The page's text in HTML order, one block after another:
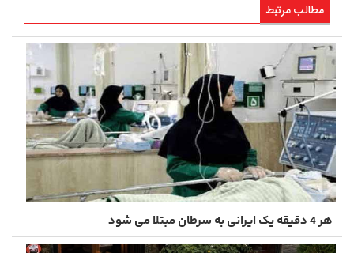
مطالب مرتبط
هر 4 دقیقه یک ایرانی به سرطان مبتلا می شود